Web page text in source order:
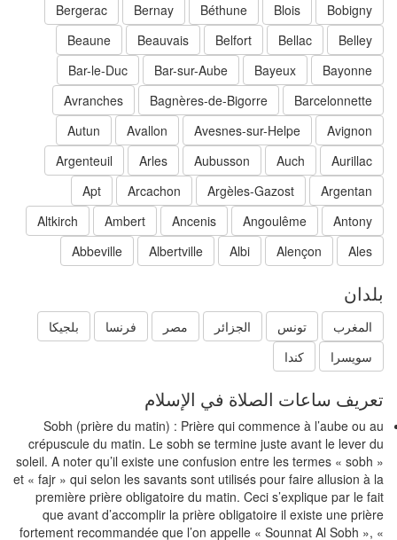
Bobigny
Blois
Béthune
Bernay
Bergerac
Belley
Bellac
Belfort
Beauvais
Beaune
Bayonne
Bayeux
Bar-sur-Aube
Bar-le-Duc
Barcelonnette
Bagnères-de-Bigorre
Avranches
Avignon
Avesnes-sur-Helpe
Avallon
Autun
Aurillac
Auch
Aubusson
Arles
Argenteuil
Argentan
Argèles-Gazost
Arcachon
Antony
Angoulême
Ancenis
Ambert
Altkirch
Ales
Alençon
Albertville
Abbeville
المغرب تونس الجزائر مصر فرنسا
بلجيكا
سويسرا
ساعات الصلاة في الإسلام
Sobh (prière du matin) : Prière qui commence à l’aube ou
crépuscule du matin. Le sobh se termine juste avant le lever
soleil. A noter qu’il existe une confusion entre les termes «
et « fajr » qui selon les savants sont utilisés pour faire allusion à
première prière obligatoire du matin. Ceci s’explique par le
que avant d’accomplir la prière obligatoire il existe une
fortement recommandée que l’on appelle « Sounnat Al Sobh